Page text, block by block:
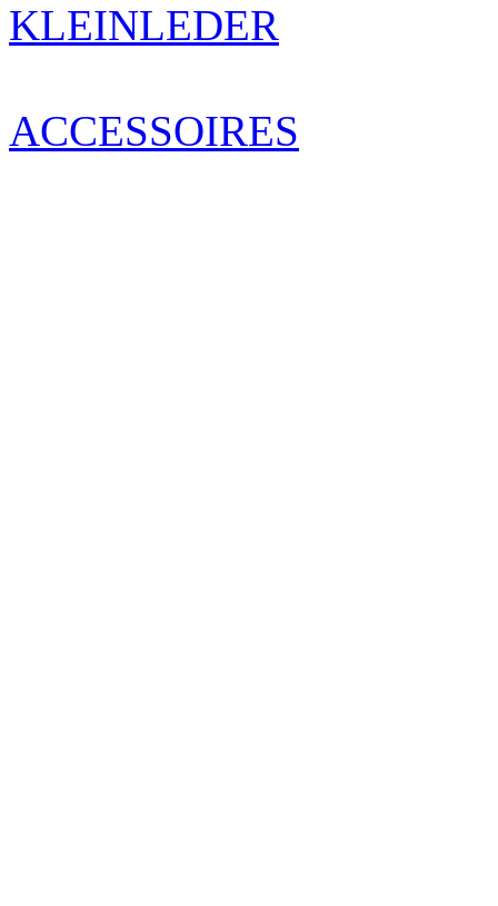
KLEINLEDER
ACCESSOIRES